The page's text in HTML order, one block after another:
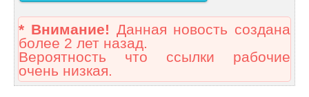
* Внимание! Данная новость создана
более 2 лет назад.
Вероятность что ссылки рабочие
очень низкая.